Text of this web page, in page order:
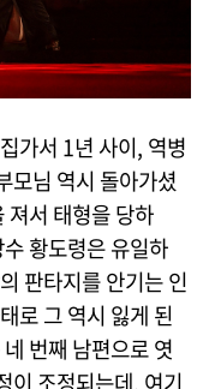
가서 1년 사이, 역병
모님 역시 돌아가셨
져서 태형을 당하
황도령은 유일하
판타지를 안기는 인
로 그 역시 잃게 된
번째 남편으로 엿
이 조정되는데, 여기